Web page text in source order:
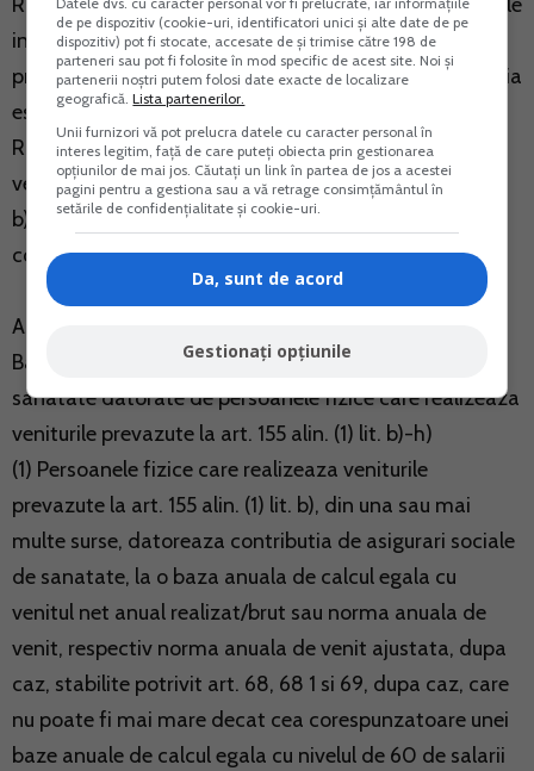
in domeniul securitatii sociale, precum si a acordurilor
privind sistemele de securitate sociala la care Romania
este parte, pentru care exista obligatia declararii in
Romania, realizate din urmatoarele categorii de
venituri: (...)
b) venituri din activitati independente, definite
conform art. 67;
ART. 170
Baza de calcul al contributiei de asigurari sociale de
sanatate datorate de persoanele fizice care realizeaza
veniturile prevazute la art. 155 alin. (1) lit. b)-h)
(1) Persoanele fizice care realizeaza veniturile
prevazute la art. 155 alin. (1) lit. b), din una sau mai
multe surse, datoreaza contributia de asigurari sociale
de sanatate, la o baza anuala de calcul egala cu
venitul net anual realizat/brut sau norma anuala de
venit, respectiv norma anuala de venit ajustata, dupa
caz, stabilite potrivit art. 68, 68 1 si 69, dupa caz, care
nu poate fi mai mare decat cea corespunzatoare unei
baze anuale de calcul egala cu nivelul de 60 de salarii
de pe dispozitiv (cookie-uri, identificatori unici și alte date de pe
dispozitiv) pot fi stocate, accesate de și trimise către 198 de
parteneri sau pot fi folosite în mod specific de acest site. Noi și
partenerii noștri putem folosi date exacte de localizare
geografică.Lista partenerilor.
Unii furnizori vă pot prelucra datele cu caracter personal în
interes legitim, față de care puteți obiecta prin gestionarea
opțiunilor de mai jos. Căutați un link în partea de jos a acestei
pagini pentru a gestiona sau a vă retrage consimțământul în
setările de confidențialitate și cookie-uri.
Da, sunt de acord
Gestionați opțiunile